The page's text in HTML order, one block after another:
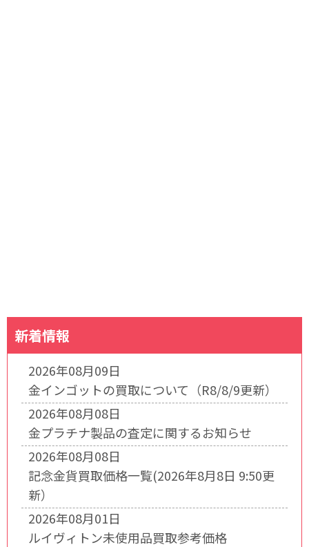
新着情報
2026年08月09日
金インゴットの買取について（R8/8/9更新）
2026年08月08日
金プラチナ製品の査定に関するお知らせ
2026年08月08日
記念金貨買取価格一覧(2026年8月8日 9:50更
新）
2026年08月01日
ルイヴィトン未使用品買取参考価格